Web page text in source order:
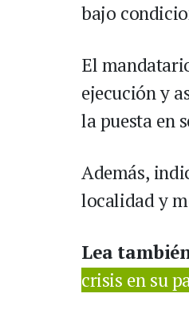
bajo
El
ejecución y
la puesta en
Además,
localidad y
Lea
crisis en su